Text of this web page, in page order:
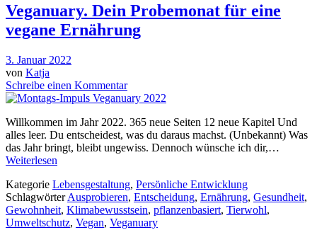
Veganuary. Dein Probemonat für eine
vegane Ernährung
3. Januar 2022
von Katja
Schreibe einen Kommentar
Willkommen im Jahr 2022. 365 neue Seiten 12 neue Kapitel Und
alles leer. Du entscheidest, was du daraus machst. (Unbekannt) Was
das Jahr bringt, bleibt ungewiss. Dennoch wünsche ich dir,…
Weiterlesen
Kategorie Lebensgestaltung, Persönliche Entwicklung
SchlagwörterAusprobieren, Entscheidung, Ernährung, Gesundheit,
Gewohnheit, Klimabewusstsein, pflanzenbasiert, Tierwohl,
Umweltschutz, Vegan, Veganuary